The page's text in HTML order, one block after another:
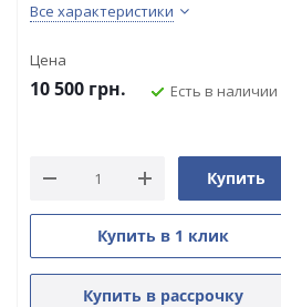
Все характеристики
Цена
10 500 грн. Есть в наличии
Купить
Купить в 1 клик
Купить в рассрочку